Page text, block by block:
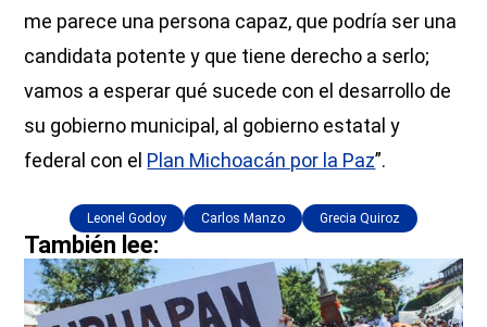
me parece una persona capaz, que podría ser una
candidata potente y que tiene derecho a serlo;
vamos a esperar qué sucede con el desarrollo de
su gobierno municipal, al gobierno estatal y
federal con el Plan Michoacán por la Paz”.
Leonel Godoy Carlos Manzo Grecia Quiroz
También lee: